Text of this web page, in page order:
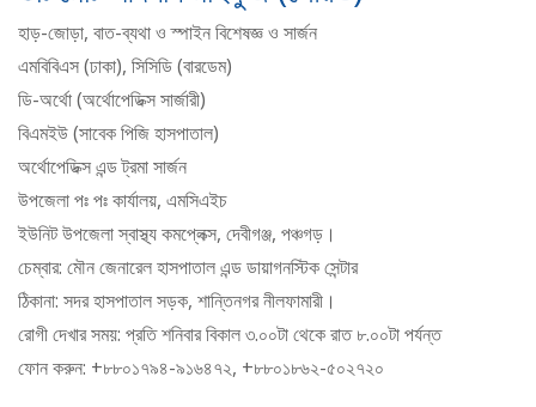
হাড়-জোড়া, বাত-ব্যথা ও স্পাইন বিশেষজ্ঞ ও সার্জন
এমবিবিএস (ঢাকা), সিসিডি (বারডেম)
ডি-অর্থো (অর্থোপেডিক্স সার্জারী)
বিএমইউ (সাবেক পিজি হাসপাতাল)
অর্থোপেডিক্স এন্ড ট্রমা সার্জন
উপজেলা পঃ পঃ কার্যালয়, এমসিএইচ
ইউনিট উপজেলা স্বাস্থ্য কমপ্লেক্স, দেবীগঞ্জ, পঞ্চগড়।
চেম্বার: মৌন জেনারেল হাসপাতাল এন্ড ডায়াগনস্টিক সেন্টার
ঠিকানা: সদর হাসপাতাল সড়ক, শান্তিনগর নীলফামারী।
রোগী দেখার সময়: প্রতি শনিবার বিকাল ৩.০০টা থেকে রাত ৮.০০টা পর্যন্ত
ফোন করুন: +৮৮০১৭৯৪-৯১৬৪৭২, +৮৮০১৮৬২-৫০২৭২০